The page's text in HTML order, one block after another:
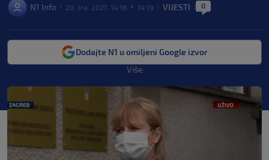
N1 Info 20. tra. 2021. 14:18 > 14:19 VIJESTI 0
Dodajte N1 u omiljeni Google izvor
Više